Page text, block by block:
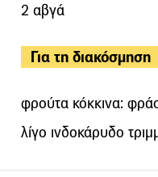
2 αβγά
Για τη διακόσμηση
φρούτα κόκκινα:
λίγο ινδοκάρυδο